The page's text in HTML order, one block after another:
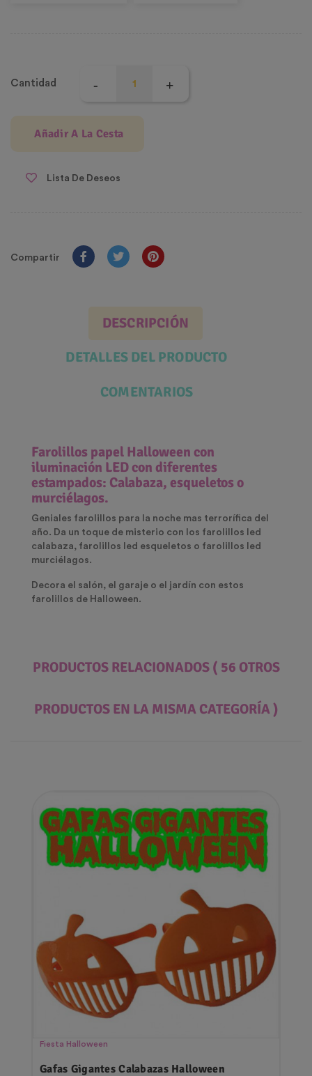
Cantidad
Añadir A La Cesta
Lista De Deseos
Compartir
DESCRIPCIÓN
DETALLES DEL PRODUCTO
COMENTARIOS
Farolillos papel Halloween con
iluminación LED con diferentes
estampados: Calabaza, esqueletos o
murciélagos.
Geniales farolillos para la noche mas terrorífica del
año. Da un toque de misterio con los farolillos led
calabaza, farolillos led esqueletos o farolillos led
murciélagos.
Decora el salón, el garaje o el jardín con estos
farolillos de Halloween.
PRODUCTOS RELACIONADOS ( 56 OTROS
PRODUCTOS EN LA MISMA CATEGORÍA )
Fiesta Halloween
Gafas Gigantes Calabazas Halloween